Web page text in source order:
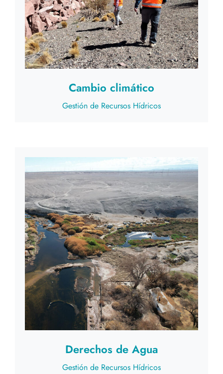
Cambio climático
Gestión de Recursos Hídricos
Derechos de Agua
Gestión de Recursos Hídricos